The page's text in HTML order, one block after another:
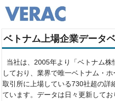
ベトナム上場企業データ
当社は、2005年より「ベトナム株
しており、業界で唯一ベトナム・
取引所に上場している730社超の詳
ています。データは日々更新して